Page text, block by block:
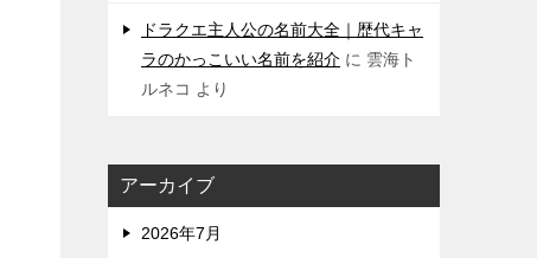
ドラクエ主人公の名前大全｜歴代キャ
ラのかっこいい名前を紹介 に 雲海ト
ルネコ より
アーカイブ
2026年7月